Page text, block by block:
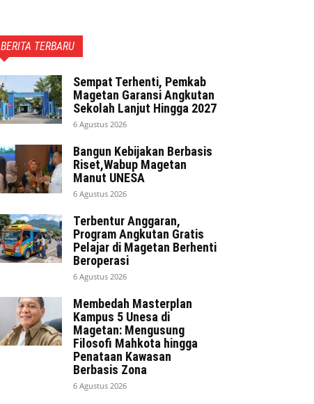
BERITA TERBARU
Sempat Terhenti, Pemkab
Magetan Garansi Angkutan
Sekolah Lanjut Hingga 2027
6 Agustus 2026
Bangun Kebijakan Berbasis
Riset,Wabup Magetan
Manut UNESA
6 Agustus 2026
Terbentur Anggaran,
Program Angkutan Gratis
Pelajar di Magetan Berhenti
Beroperasi
6 Agustus 2026
Membedah Masterplan
Kampus 5 Unesa di
Magetan: Mengusung
Filosofi Mahkota hingga
Penataan Kawasan
Berbasis Zona
6 Agustus 2026